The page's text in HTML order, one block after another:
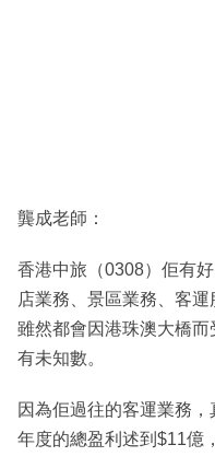
龔成老師：
香港中旅（0308）佢有
店業務、景區業務、客運
雖然都會因港珠澳大橋
有未知數。
因為佢過往的客運業務
年度的總盈利述到$11億